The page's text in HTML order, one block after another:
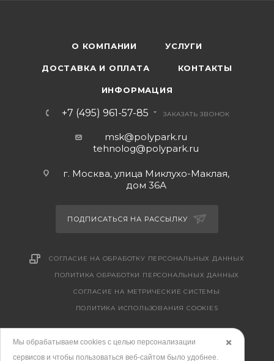
О КОМПАНИИ УСЛУГИ
ДОСТАВКА И ОПЛАТА КОНТАКТЫ
ИНФОРМАЦИЯ
+7 (495) 961-57-85 ЗАКАЗАТЬ ЗВОНОК
msk@polypark.ru
tehnolog@polypark.ru
г. Москва, улица Миклухо-Маклая,
дом 36А
ПОДПИСАТЬСЯ НА РАССЫЛКУ
СОГЛАСИЕ НА ОБРАБОТКУ ПЕРСОНАЛЬНЫХ ДАННЫХ
ПОЛИТИКА ОБРАБОТКИ ПЕРСОНАЛЬНЫХ ДАННЫХ
CОГЛАСИЕ НА МЕТРИЧЕСКИЕ СИСТЕМЫ
ПОЛИТИКА ИСПОЛЬЗОВАНИЯ COOKIES
✖️
Мы обрабатываем cookies с целью персонализации
сервисов и чтобы пользоваться веб-сайтом было удобнее.